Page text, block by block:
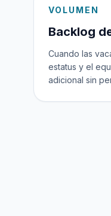
VOLUMEN
Backlog
Cuando las
estatus y el
adicional sin